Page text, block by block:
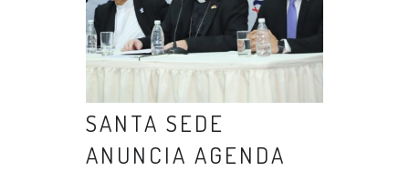
SANTA SEDE
ANUNCIA AGENDA